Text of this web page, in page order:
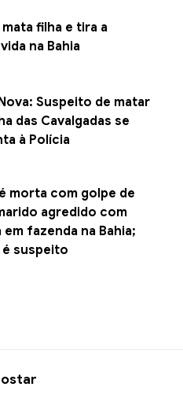
mata filha e tira a
na Bahia
Suspeito de matar
das Cavalgadas se
à Polícia
morta com golpe de
agredido com
fazenda na Bahia;
suspeito